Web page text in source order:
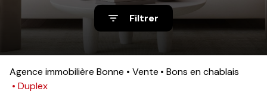
avis
notre
agence
Filtrer
Agence immobilière Bonne Vente
Bons en chablais
Duplex